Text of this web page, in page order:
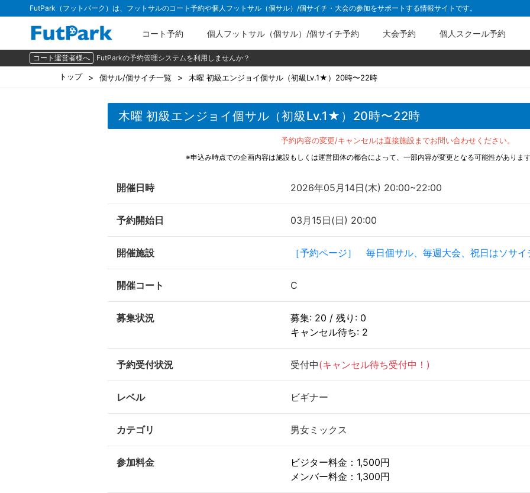
FutPark（フットパーク）は、フットサルのコート予約や個人フットサル（個サル）/個サイチ・大会の参加をサポートする情報サイトです。
コート予約 個人フットサル（個サル）/個サイチ予約 大会予約 個人スクール予約
コート運営者様へ FutParkの予約管理システムを利用しませんか？
トップ 個サル/個サイチ一覧 木曜 初級エンジョイ個サル（初級Lv.1★）20時〜22時
木曜 初級エンジョイ個サル（初級Lv.1★）20時〜22時
予約内容の変更/キャンセルは直接施設までお問い合わせください。
※申込み時点での企画内容は施設もしくは運営団体の都合によって、一部内容が変更となる可能性がありま
開催日時 2026年05月14日(木) 20:00~22:00
予約開始日 03月15日(日) 20:00
開催施設 ［予約ページ］ 毎日個サル、毎週大会、祝日はソサ
開催コート C
募集状況
募集: 20 / 残り: 0
キャンセル待ち: 2
予約受付状況 受付中(キャンセル待ち受付中！)
レベル ビギナー
カテゴリ 男女ミックス
参加料金
ビジター料金：1,500円
メンバー料金：1,300円